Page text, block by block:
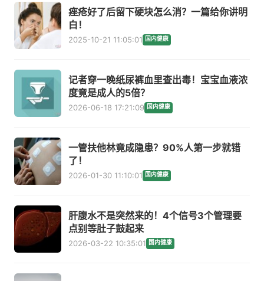
痤疮好了后留下硬块怎么消？一篇给你讲明
白！
2025-10-21 11:05:01 国内健康
记者穿一晚纸尿裤血里查出毒！宝宝血液浓
度竟是成人的5倍？
2026-06-18 17:21:09 国内健康
一管扶他林竟成隐患？90%人第一步就错
了！
2026-01-30 11:10:01 国内健康
肝腹水不是突然来的！4个信号3个管理要
点别等肚子鼓起来
2026-03-22 10:35:01 国内健康